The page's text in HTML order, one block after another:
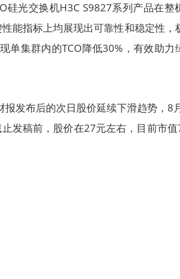
硅光交换机H3C S9827系列产品在整
能指标上均展现出可靠性和稳定性，
单集群内的TCO降低30%，有效助力
发布后的次日股价延续下滑趋势，8
发稿前，股价在27元左右，目前市